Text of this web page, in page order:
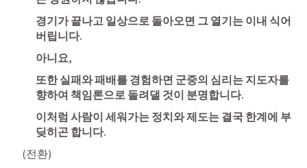
경기가 끝나고 일상으로 돌아오면 그 열기는 이내 식어
버립니다.
아니요,
또한 실패와 패배를 경험하면 군중의 심리는 지도자를
향하여 책임론으로 돌려댈 것이 분명합니다.
이처럼 사람이 세워가는 정치와 제도는 결국 한계에 부
딪히곤 합니다.
(전환)